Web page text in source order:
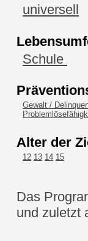
universell
Schule
Gewalt /
Alter der
12 13 14 15
Das
und zuletzt